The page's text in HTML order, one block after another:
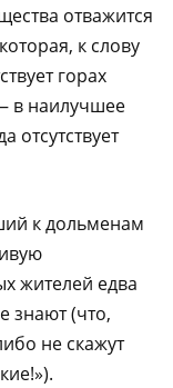
отважится
к слову
горах
в наилучшее
отсутствует
к дольменам
жителей едва
знают (что,
не скажут